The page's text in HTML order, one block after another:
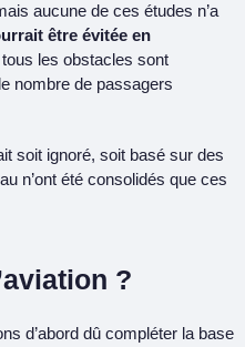
aucune de ces études n’a
être évitée en
les obstacles sont
nombre de passagers
soit ignoré, soit basé sur des
n’ont été consolidés que ces
?
d’abord dû compléter la base